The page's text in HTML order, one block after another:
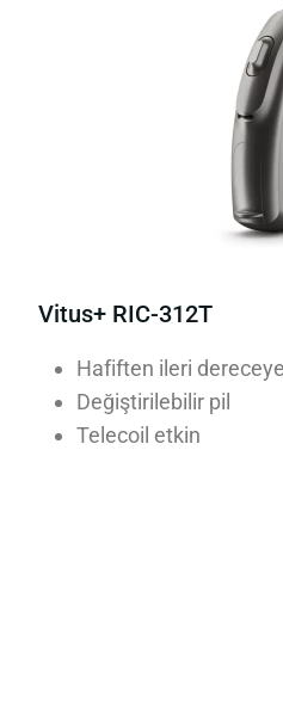
Vitus+ RIC-312T
Hafiften ileri
Değiştirilebilir pil
Telecoil etkin